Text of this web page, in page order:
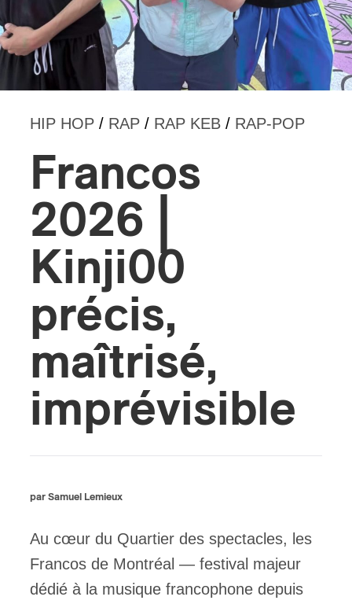
HIP HOP / RAP / RAP KEB / RAP-POP
Francos
2026 |
Kinji00
précis,
maîtrisé,
imprévisible
par Samuel Lemieux
Au cœur du Quartier des spectacles, les
Francos de Montréal — festival majeur
dédié à la musique francophone depuis